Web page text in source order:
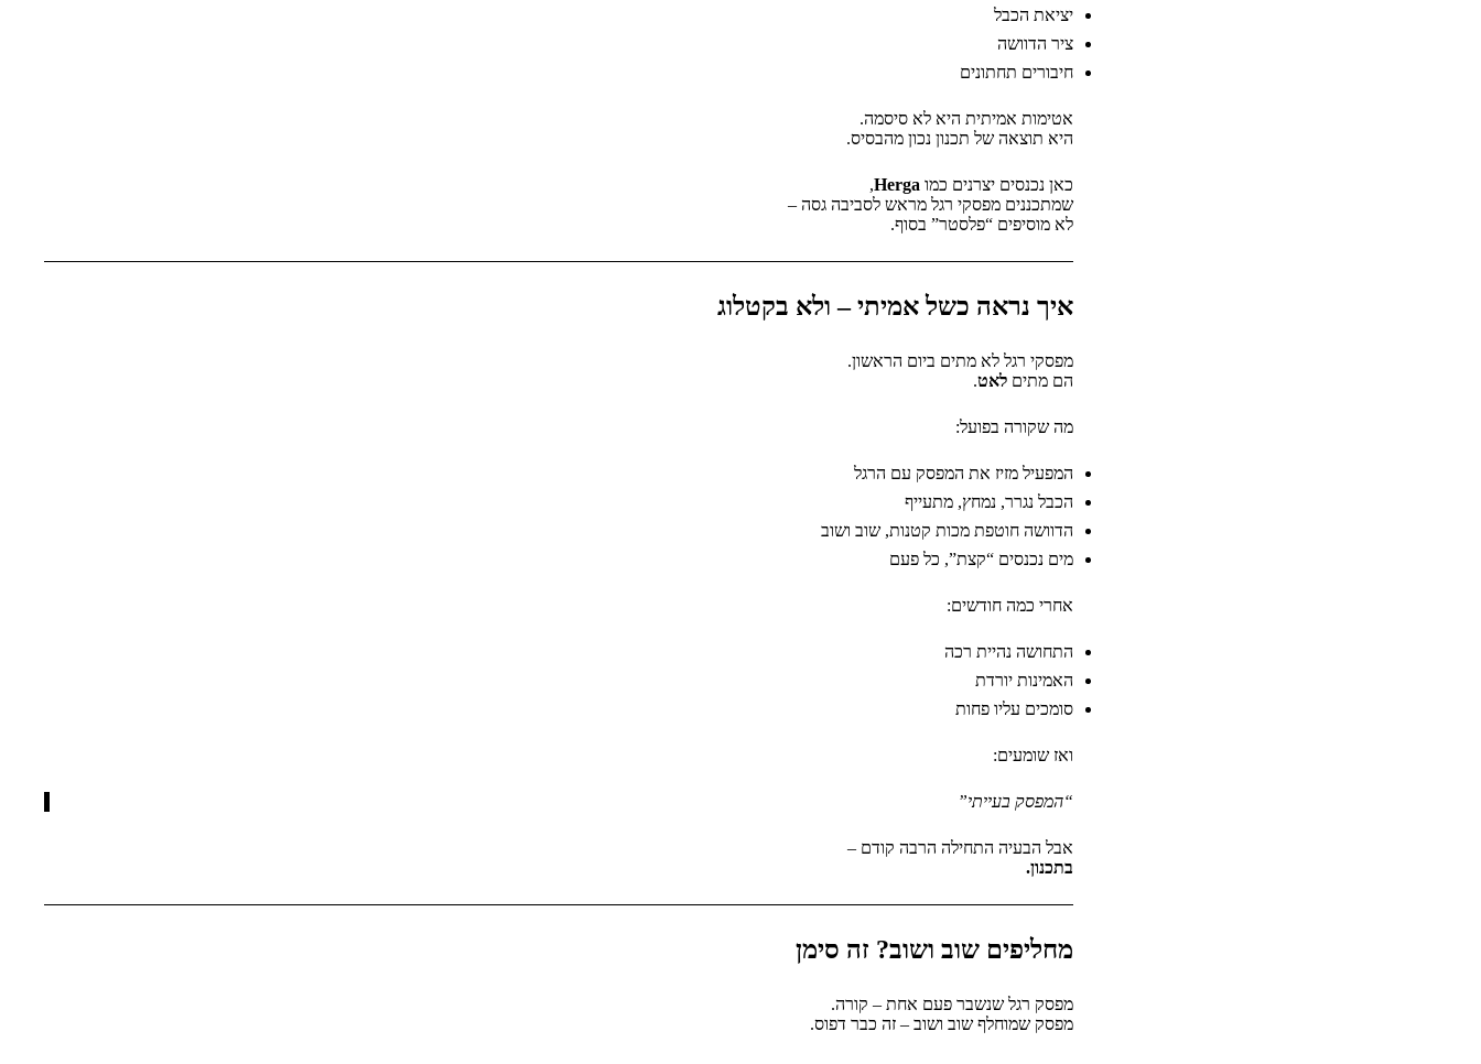
יציאת הכבל
ציר הדוושה
חיבורים תחתונים
אטימות אמיתית היא לא סיסמה.
היא תוצאה של תכנון נכון מהבסיס.
כאן נכנסים יצרנים כמו Herga
,
שמתכננים מפסקי רגל מראש לסביבה גסה –
לא מוסיפים “פלסטר” בסוף.
איך נראה כשל אמיתי – ולא בקטלוג
מפסקי רגל לא מתים ביום הראשון.
הם מתים לאט.
מה שקורה בפועל:
המפעיל מזיז את המפסק עם הרגל
הכבל נגרר, נמחץ, מתעייף
הדוושה חוטפת מכות קטנות, שוב ושוב
מים נכנסים “קצת”, כל פעם
אחרי כמה חודשים:
התחושה נהיית רכה
האמינות יורדת
סומכים עליו פחות
ואז שומעים:
“המפסק בעייתי”
אבל הבעיה התחילה הרבה קודם –
בתכנון.
מחליפים שוב ושוב? זה סימן
מפסק רגל שנשבר פעם אחת – קורה.
מפסק שמוחלף שוב ושוב – זה כבר דפוס.